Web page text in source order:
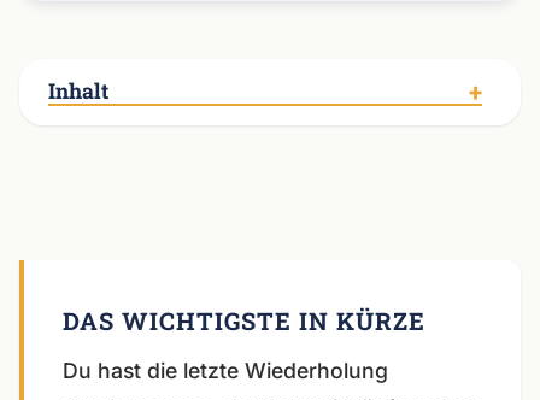
Inhalt
Du hast die letzte Wiederholung